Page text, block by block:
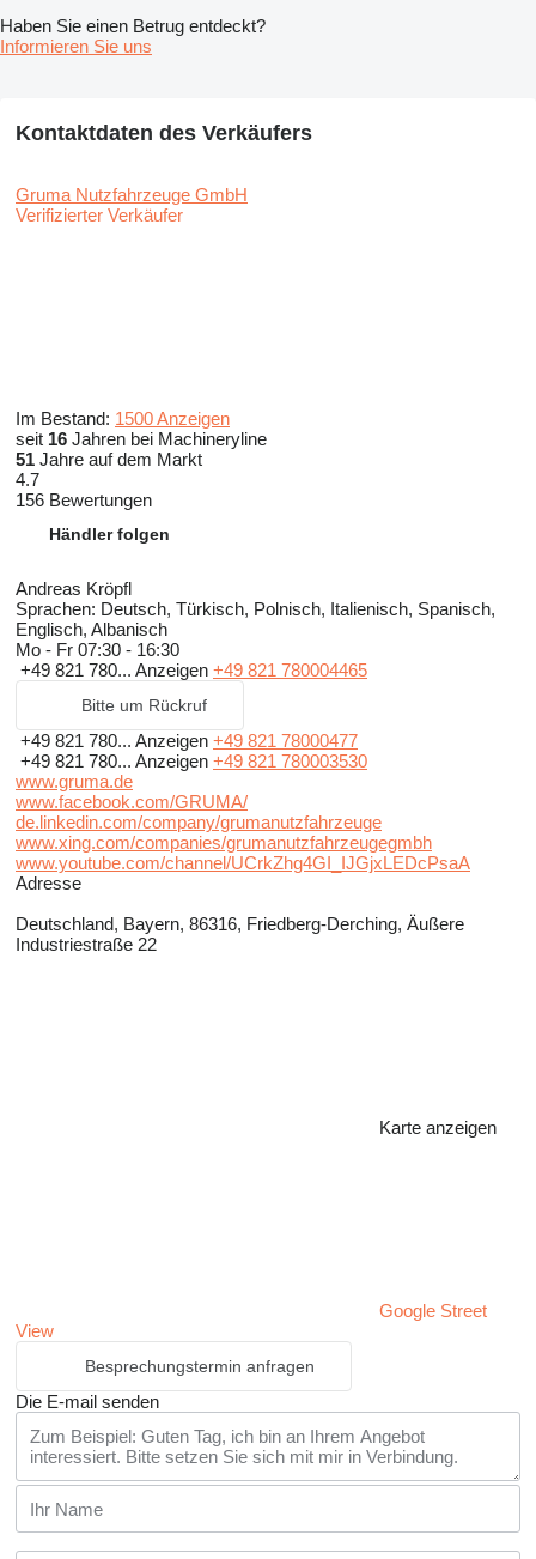
Haben Sie einen Betrug entdeckt?
Informieren Sie uns
Kontaktdaten des Verkäufers
Gruma Nutzfahrzeuge GmbH
Verifizierter Verkäufer
Im Bestand: 1500 Anzeigen
seit 16 Jahren bei Machineryline
51 Jahre auf dem Markt
4.7
156 Bewertungen
Händler folgen
Andreas Kröpfl
Sprachen: Deutsch, Türkisch, Polnisch, Italienisch, Spanisch,
Englisch, Albanisch
Mo - Fr 07:30 - 16:30
+49 821 780... Anzeigen +49 821 780004465
Bitte um Rückruf
+49 821 780... Anzeigen +49 821 78000477
+49 821 780... Anzeigen +49 821 780003530
www.gruma.de
www.facebook.com/GRUMA/
de.linkedin.com/company/grumanutzfahrzeuge
www.xing.com/companies/grumanutzfahrzeugegmbh
www.youtube.com/channel/UCrkZhg4GI_IJGjxLEDcPsaA
Adresse
Deutschland, Bayern, 86316, Friedberg-Derching, Äußere
Industriestraße 22
Karte anzeigen
Google Street
View
Besprechungstermin anfragen
Die E-mail senden